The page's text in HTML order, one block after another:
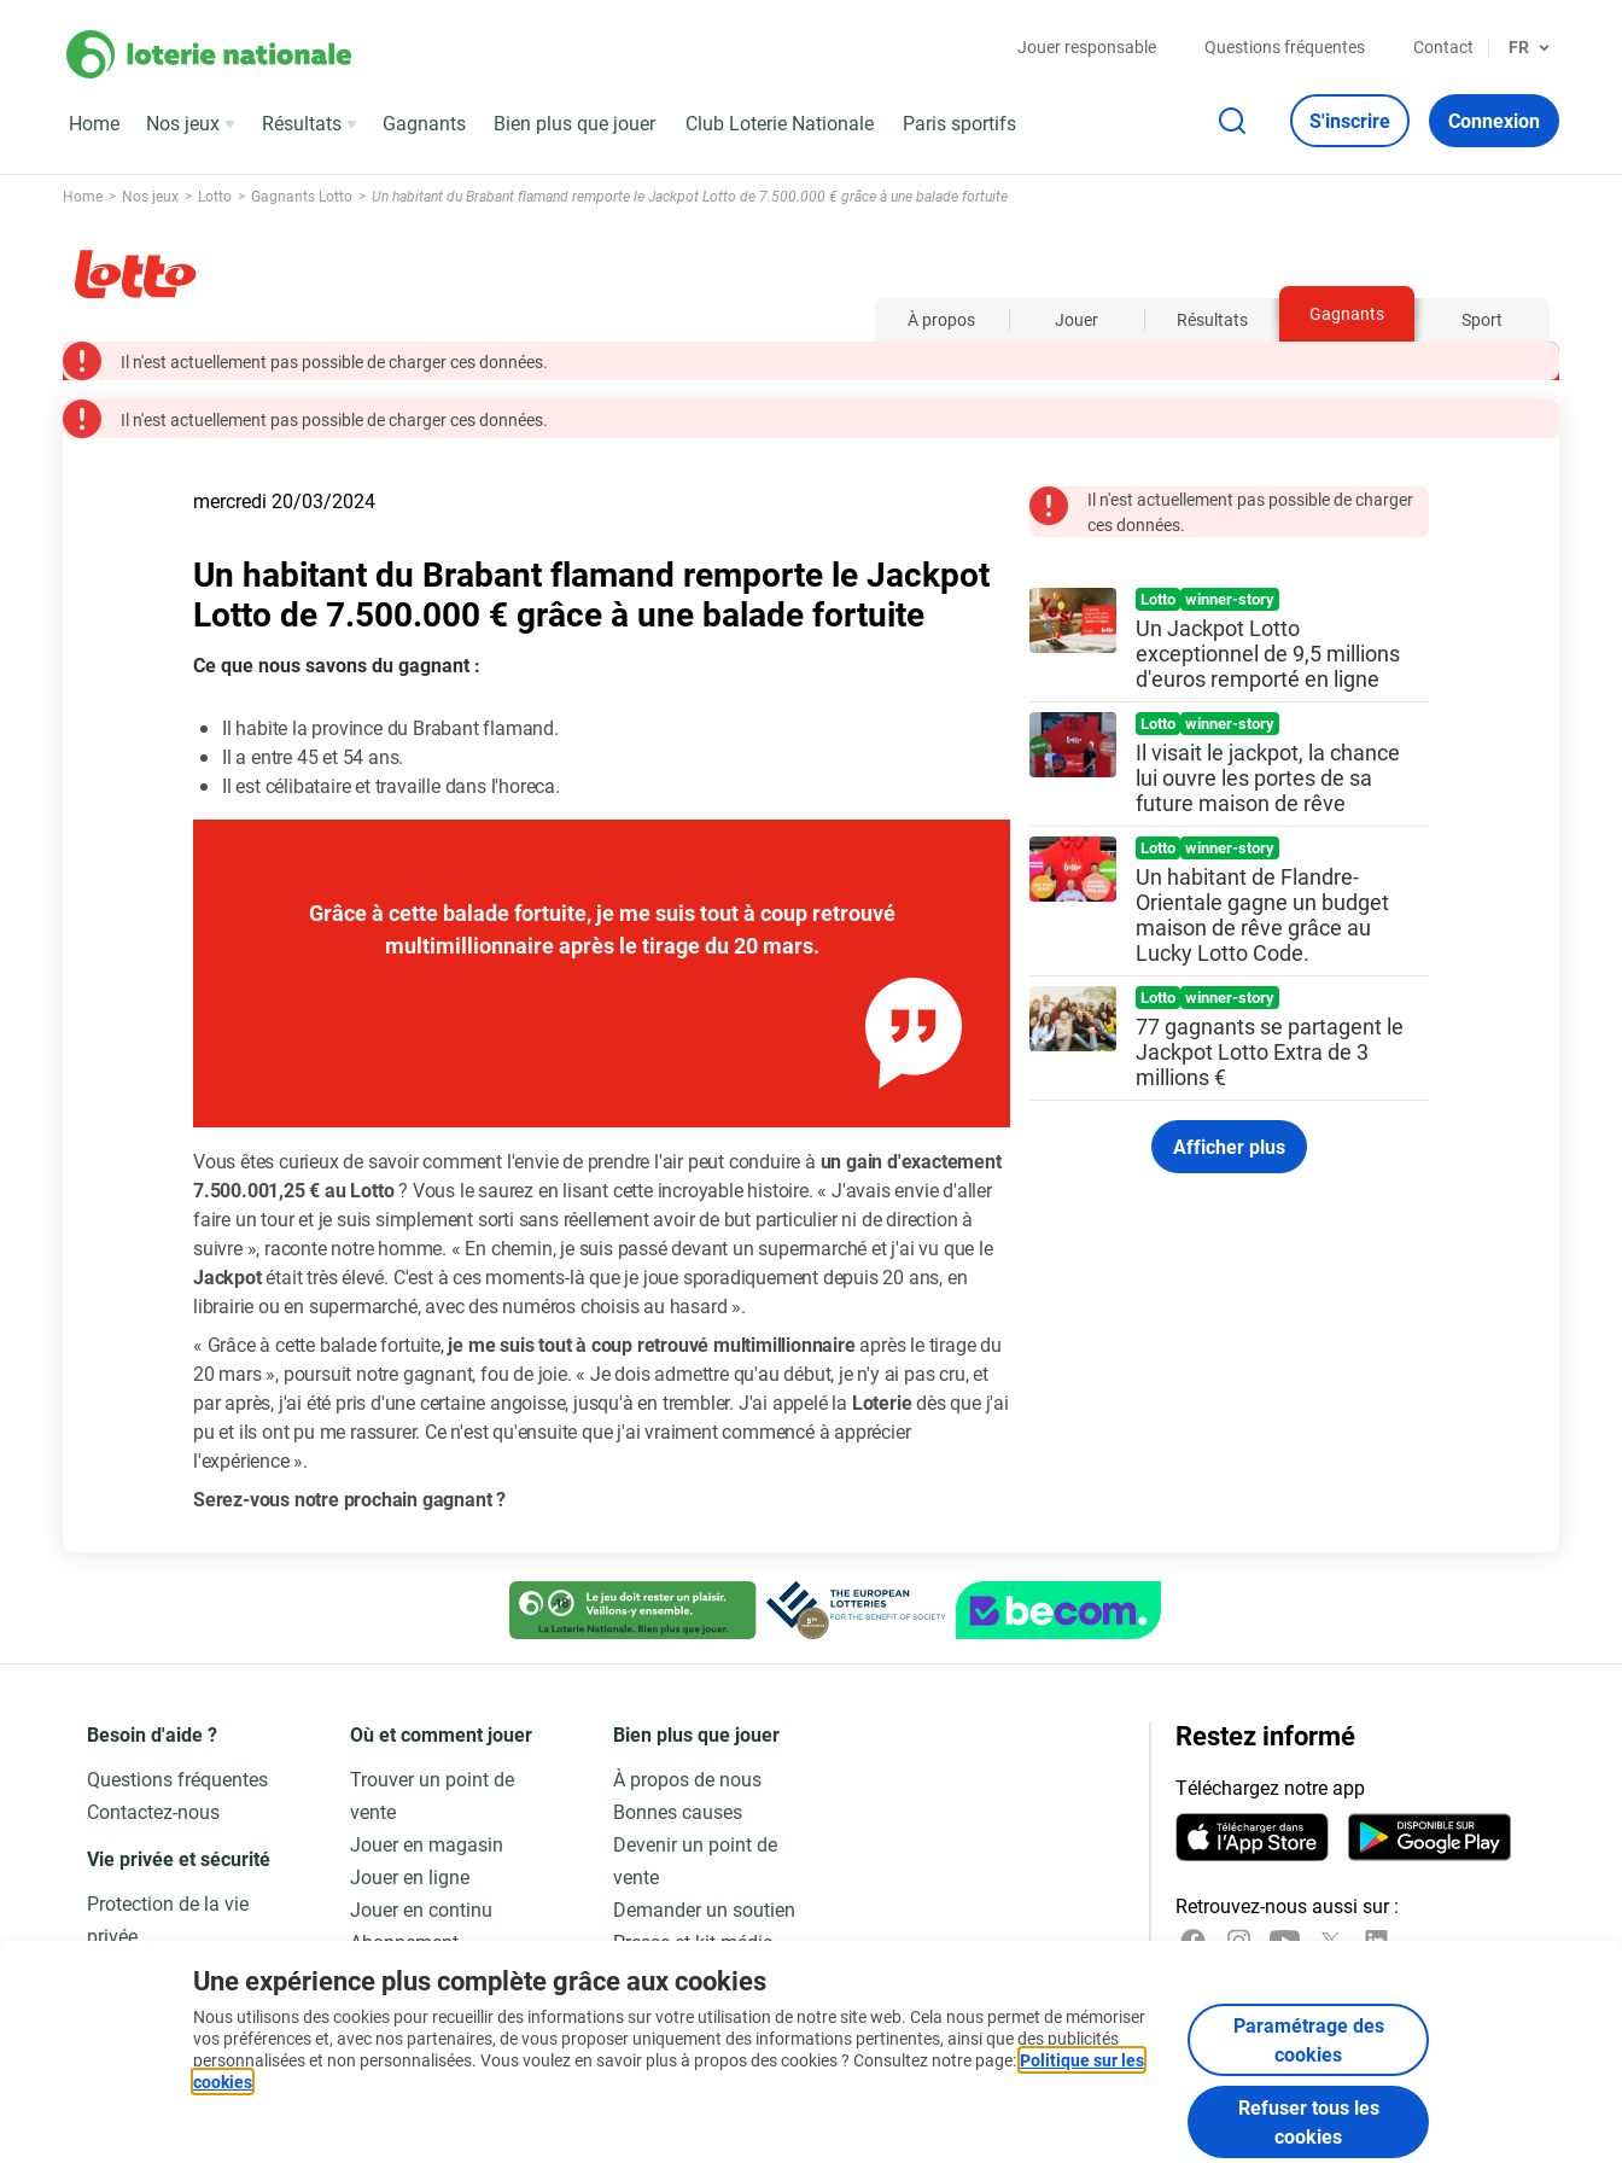
Jouer responsable Questions fréquentes Contact FR
Home Nos jeux Résultats Gagnants Bien plus que jouer Club Loterie Nationale Paris sportifs S'inscrire Connexion
Home Nos jeux Lotto Gagnants Lotto Un habitant du Brabant flamand remporte le Jackpot Lotto de 7.500.000 € grâce à une balade fortuite
À propos Jouer Résultats Gagnants
Sport
Il n'est actuellement pas possible de charger ces données.
Il n'est actuellement pas possible de charger ces données.
mercredi 20/03/2024
Un habitant du Brabant flamand remporte le Jackpot
Lotto de 7.500.000 € grâce à une balade fortuite
Ce que nous savons du gagnant :
Il habite la province du Brabant flamand.
Il a entre 45 et 54 ans.
Il est célibataire et travaille dans l'horeca.
Grâce à cette balade fortuite, je me suis tout à coup retrouvé
multimillionnaire après le tirage du 20 mars.
Vous êtes curieux de savoir comment l'envie de prendre l'air peut conduire à un gain d'exactement
7.500.001,25 € au Lotto? Vous le saurez en lisant cette incroyable histoire. « J'avais envie d'aller
faire un tour et je suis simplement sorti sans réellement avoir de but particulier ni de direction à
suivre », raconte notre homme. « En chemin, je suis passé devant un supermarché et j'ai vu que le
Jackpotétait très élevé. C'est à ces moments-là que je joue sporadiquement depuis 20 ans, en
librairie ou en supermarché, avec des numéros choisis au hasard ».
« Grâce à cette balade fortuite,je me suis tout à coup retrouvé multimillionnaireaprès le tirage du
20 mars », poursuit notre gagnant, fou de joie. « Je dois admettre qu'au début, je n'y ai pas cru, et
par après, j'ai été pris d'une certaine angoisse, jusqu'à en trembler. J'ai appelé la Loteriedès que j'ai
pu et ils ont pu me rassurer. Ce n'est qu'ensuite que j'ai vraiment commencé à apprécier
l'expérience ».
Serez-vous notre prochain gagnant ?
Il n'est actuellement pas possible de charger
ces données.
Lotto winner-story
Un Jackpot Lotto
exceptionnel de 9,5 millions
d'euros remporté en ligne
Lotto winner-story
Il visait le jackpot, la chance
lui ouvre les portes de sa
future maison de rêve
Lotto winner-story
Un habitant de Flandre-
Orientale gagne un budget
maison de rêve grâce au
Lucky Lotto Code.
Lotto winner-story
77 gagnants se partagent le
Jackpot Lotto Extra de 3
millions €
Afficher plus
Une expérience plus complète grâce aux cookies
Nous utilisons des cookies pour recueillir des informations sur votre utilisation de notre site web. Cela nous permet de mémoriser
vos préférences et, avec nos partenaires, de vous proposer uniquement des informations pertinentes, ainsi que des publicités
personnalisées et non personnalisées. Vous voulez en savoir plus à propos des cookies ? Consultez notre page:Politique sur les
cookies
Paramétrage des
cookies
Refuser tous les
cookies
Besoin d'aide ?
Questions fréquentes
Contactez-nous
Vie privée et sécurité
Protection de la vie
privée
Adaptez vos données
Où et comment jouer
Trouver un point de
vente
Jouer en magasin
Jouer en ligne
Jouer en continu
Abonnement
Application
Jouer responsable
En savoir plus
Bien plus que jouer
À propos de nous
Bonnes causes
Devenir un point de
vente
Demander un soutien
Presse et kit média
Notre modèle
Jobs
En savoir plus
Restez informé
Téléchargez notre app
Retrouvez-nous aussi sur :